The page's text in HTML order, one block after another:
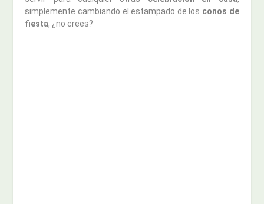
simplemente cambiando el estampado de los conos de
fiesta, ¿no crees?